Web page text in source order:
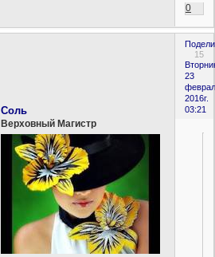
0
15
23
2016г.
03:21
Соль
Верховный Магистр